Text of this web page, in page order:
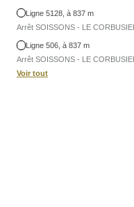
Ligne 5128, à 837 m
Arrêt SOISSONS - LE
Ligne 506, à 837 m
Arrêt SOISSONS - LE
Voir tout